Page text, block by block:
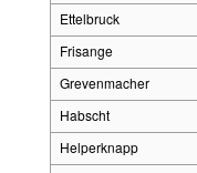
Ettelbruck
Frisange
Grevenmacher
Habscht
Helperknapp